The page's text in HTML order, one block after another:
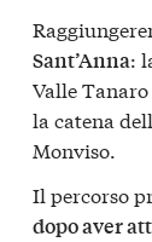
Sant’Anna:
Valle
la catena
Monviso.
Il percorso
dopo aver